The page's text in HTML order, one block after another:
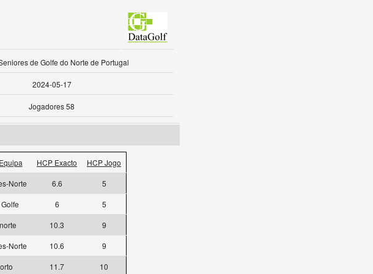
de Golfe do Norte de Portugal
2024-05-17
Jogadores 58
HCP Exacto
HCP Jogo
Norte 6.6
5
6
5
10.3
9
Norte 10.6
9
11.7
10